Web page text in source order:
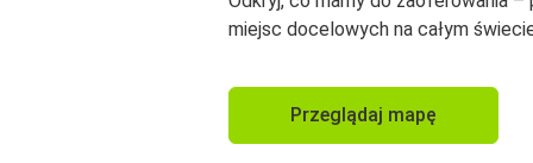
miejsc docelowych na całym
Przeglądaj mapę